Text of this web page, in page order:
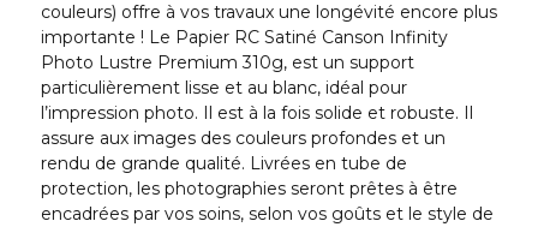
couleurs) offre à vos travaux une longévité encore plus
importante ! Le Papier RC Satiné Canson Infinity
Photo Lustre Premium 310g, est un support
particulièrement lisse et au blanc, idéal pour
l’impression photo. Il est à la fois solide et robuste. Il
assure aux images des couleurs profondes et un
rendu de grande qualité. Livrées en tube de
protection, les photographies seront prêtes à être
encadrées par vos soins, selon vos goûts et le style de